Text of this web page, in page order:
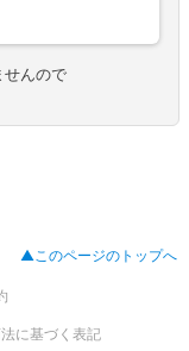
せんので
▲このページのトップへ
に基づく表記